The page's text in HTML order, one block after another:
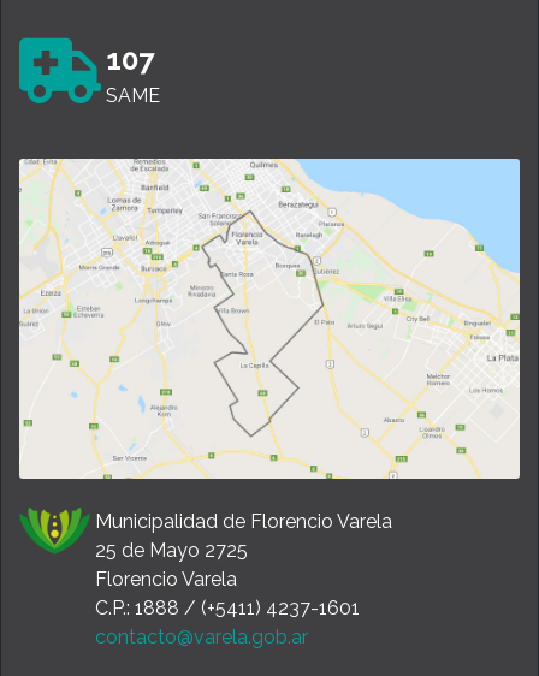
107
SAME
Municipalidad de Florencio Varela
25 de Mayo 2725
Florencio Varela
C.P.: 1888 / (+5411) 4237-1601
contacto@varela.gob.ar